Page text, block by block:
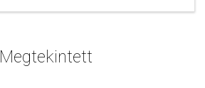
Megtekintett